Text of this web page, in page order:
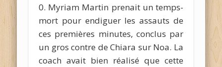
0. Myriam Martin prenait un temps-
mort pour endiguer les assauts de
ces premières minutes, conclus par
un gros contre de Chiara sur Noa. La
coach avait bien réalisé que cette